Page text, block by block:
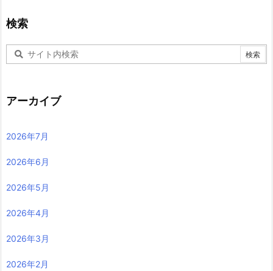
検索
アーカイブ
2026年7月
2026年6月
2026年5月
2026年4月
2026年3月
2026年2月